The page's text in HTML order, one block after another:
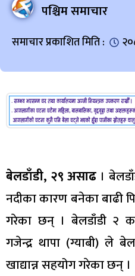
पश्चिम समाचार
समाचार प्रकाशित मिति :
बेलडाँडी, २९ असाढ ।
नदीका कारण बनेका बाढी
गरेका छन् । बेलडाँडी २
गजेन्द्र थापा (ग्याबी) ले
खाद्यान्न सहयोग गरेका छन् ।